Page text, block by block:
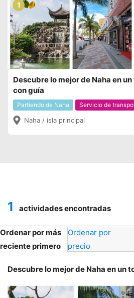
1
Descubre lo mejor de Naha en
con guía
Partiendo de Naha Servicio de
Naha / isla principal
1 actividades encontradas
Ordenar por más
reciente primero
Ordenar por
precio
Descubre lo mejor de Naha en un